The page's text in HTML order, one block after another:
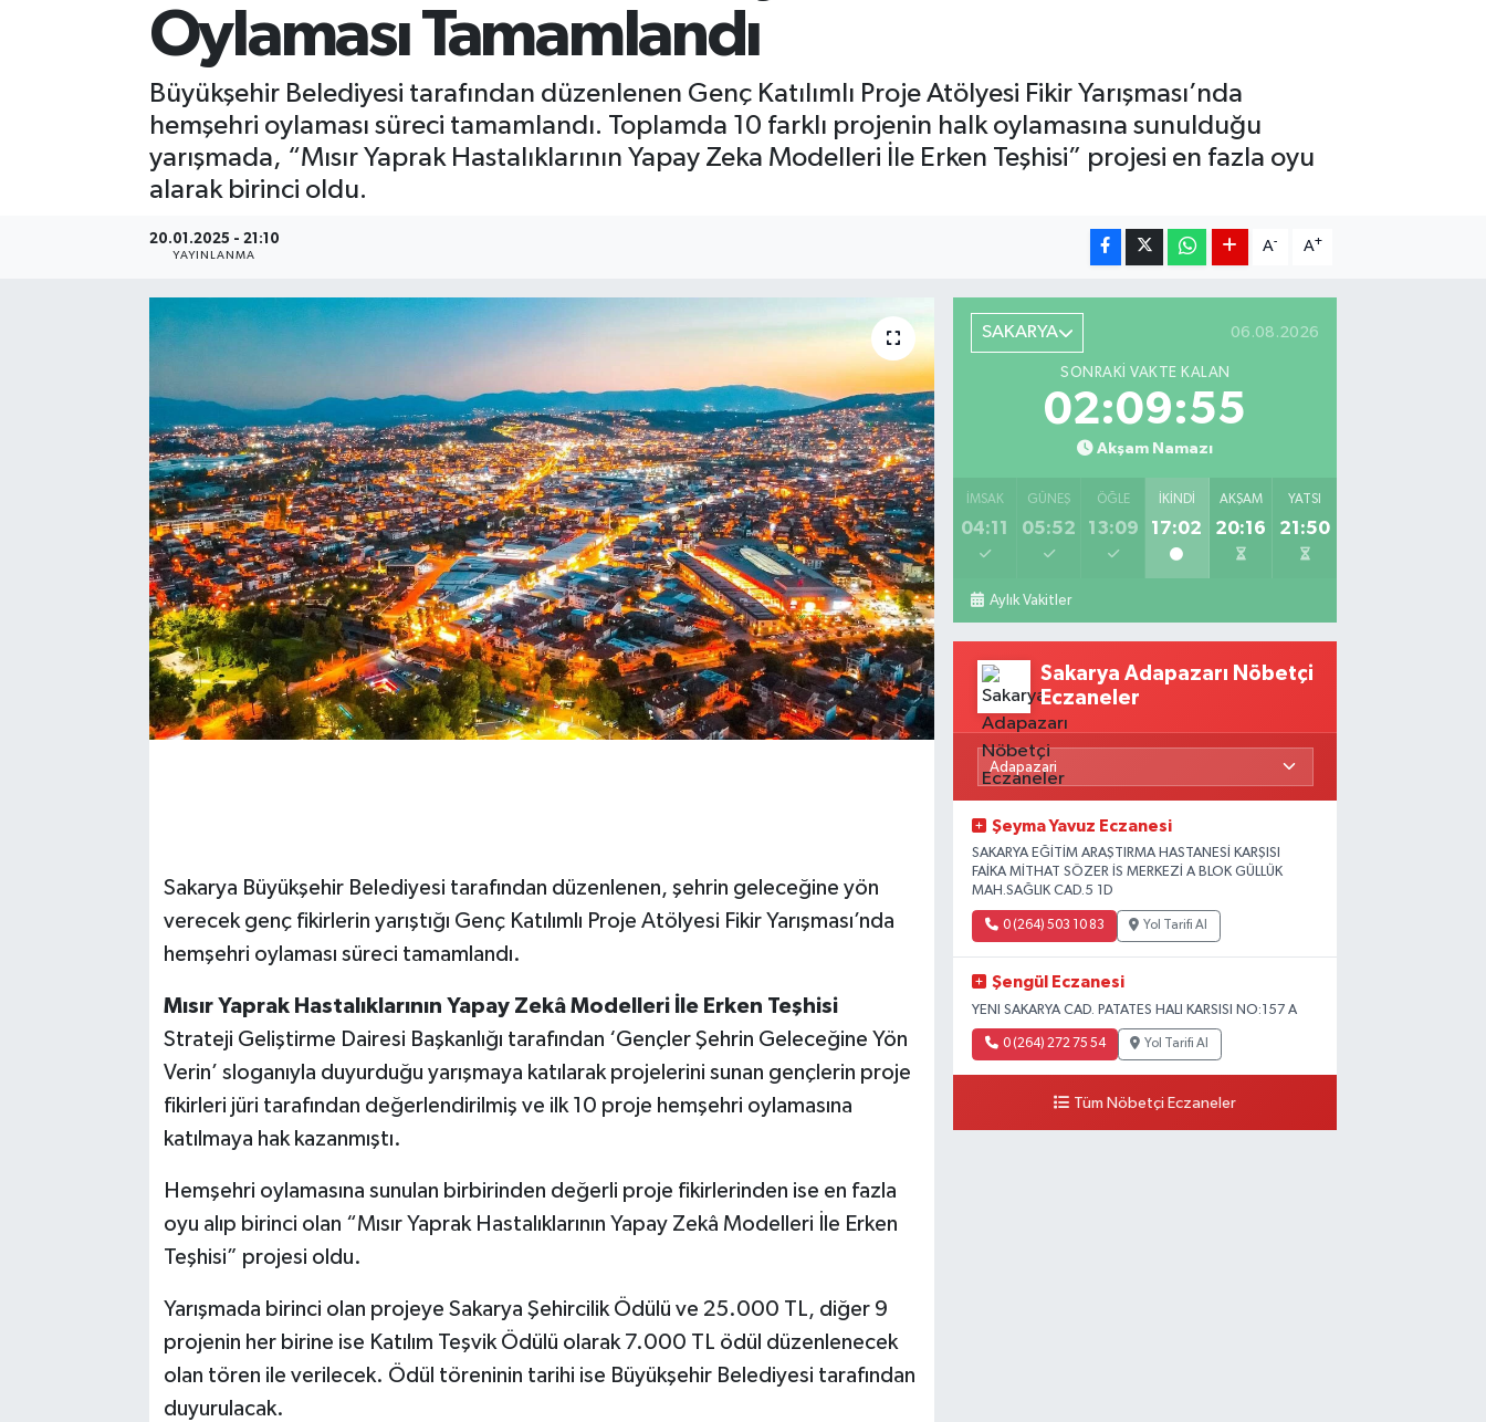
Oylaması Tamamlandı
Büyükşehir Belediyesi tarafından düzenlenen Genç Katılımlı Proje Atölyesi Fikir Yarışması’nda
hemşehri oylaması süreci tamamlandı. Toplamda 10 farklı projenin halk oylamasına sunulduğu
yarışmada, “Mısır Yaprak Hastalıklarının Yapay Zeka Modelleri İle Erken Teşhisi” projesi en fazla oyu
alarak birinci oldu.
20.01.2025 - 21:10
YAYINLANMA
A- A+
Sakarya Büyükşehir Belediyesi tarafından düzenlenen, şehrin geleceğine yön
verecek genç fikirlerin yarıştığı Genç Katılımlı Proje Atölyesi Fikir Yarışması’nda
hemşehri oylaması süreci tamamlandı.
Mısır Yaprak Hastalıklarının Yapay Zekâ Modelleri İle Erken Teşhisi
Strateji Geliştirme Dairesi Başkanlığı tarafından ‘Gençler Şehrin Geleceğine Yön
Verin’ sloganıyla duyurduğu yarışmaya katılarak projelerini sunan gençlerin proje
fikirleri jüri tarafından değerlendirilmiş ve ilk 10 proje hemşehri oylamasına
katılmaya hak kazanmıştı.
Hemşehri oylamasına sunulan birbirinden değerli proje fikirlerinden ise en fazla
oyu alıp birinci olan “Mısır Yaprak Hastalıklarının Yapay Zekâ Modelleri İle Erken
Teşhisi” projesi oldu.
Yarışmada birinci olan projeye Sakarya Şehircilik Ödülü ve 25.000 TL, diğer 9
projenin her birine ise Katılım Teşvik Ödülü olarak 7.000 TL ödül düzenlenecek
olan tören ile verilecek. Ödül töreninin tarihi ise Büyükşehir Belediyesi tarafından
duyurulacak.
SAKARYA 06.08.2026
SONRAKI VAKTE KALAN
02:09:54
Akşam Namazı
İMSAK
04:11
GÜNEŞ
05:52
ÖĞLE
13:09
İKINDI
17:02
AKŞAM
20:16
YATSI
21:50
Aylık Vakitler
Sakarya Adapazarı Nöbetçi
Eczaneler
Şeyma Yavuz Eczanesi
SAKARYA EĞİTİM ARAŞTIRMA HASTANESİ KARŞISI
FAİKA MİTHAT SÖZER İS MERKEZİ A BLOK GÜLLÜK
MAH.SAĞLIK CAD.5 1D
0 (264) 503 10 83 Yol Tarifi Al
Şengül Eczanesi
YENI SAKARYA CAD. PATATES HALI KARSISI NO:157 A
0 (264) 272 75 54 Yol Tarifi Al
Tüm Nöbetçi Eczaneler